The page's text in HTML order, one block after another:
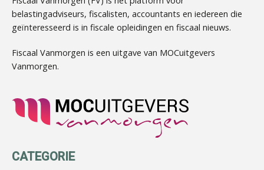
Tom Berkhout
Martine Cranendonk
belastingadviseurs, fiscalisten, accountants en iedereen die
geïnteresseerd is in fiscale opleidingen en fiscaal nieuws.
Fiscaal Vanmorgen is een uitgave van MOCuitgevers
Vanmorgen.
CATEGORIE